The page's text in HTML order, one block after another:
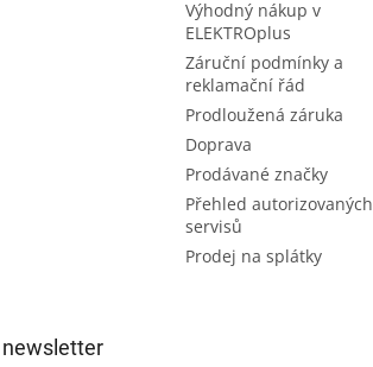
Výhodný nákup v
ELEKTROplus
Záruční podmínky a
reklamační řád
Prodloužená záruka
Doprava
Prodávané značky
Přehled autorizovaných
servisů
Prodej na splátky